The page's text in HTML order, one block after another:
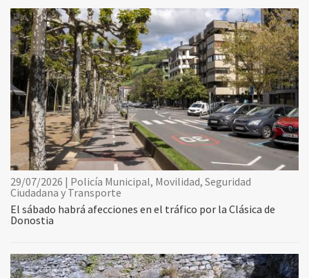
29/07/2026 | Policía Municipal, Movilidad, Seguridad
Ciudadana y Transporte
El sábado habrá afecciones en el tráfico por la Clásica de
Donostia